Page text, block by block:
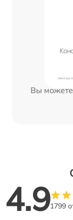
Вы можете
4.91799